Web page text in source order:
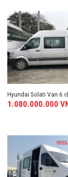
Hyundai Solati Van 6
1.080.000.000